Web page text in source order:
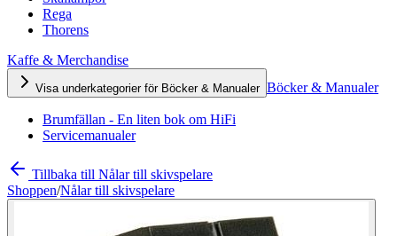
Rega
Thorens
Kaffe & Merchandise
Visa underkategorier för Böcker & Manualer Böcker & Manualer
Brumfällan - En liten bok om HiFi
Servicemanualer
Tillbaka till Nålar till skivspelare
Shoppen/Nålar till skivspelare